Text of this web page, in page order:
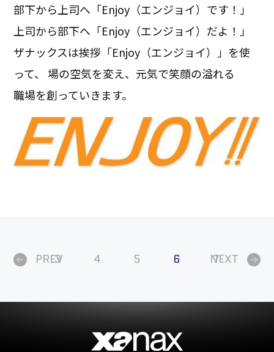
部下から上司へ「Enjoy（エンジョイ）です！」
上司から部下へ「Enjoy（エンジョイ）だよ！」
ザナックスは挨拶「Enjoy（エンジョイ）」を使
って、 場の空気を変え、元気で笑顔の溢れる
職場を創っていきます。
PREV
3 4 5 6 7
NEXT